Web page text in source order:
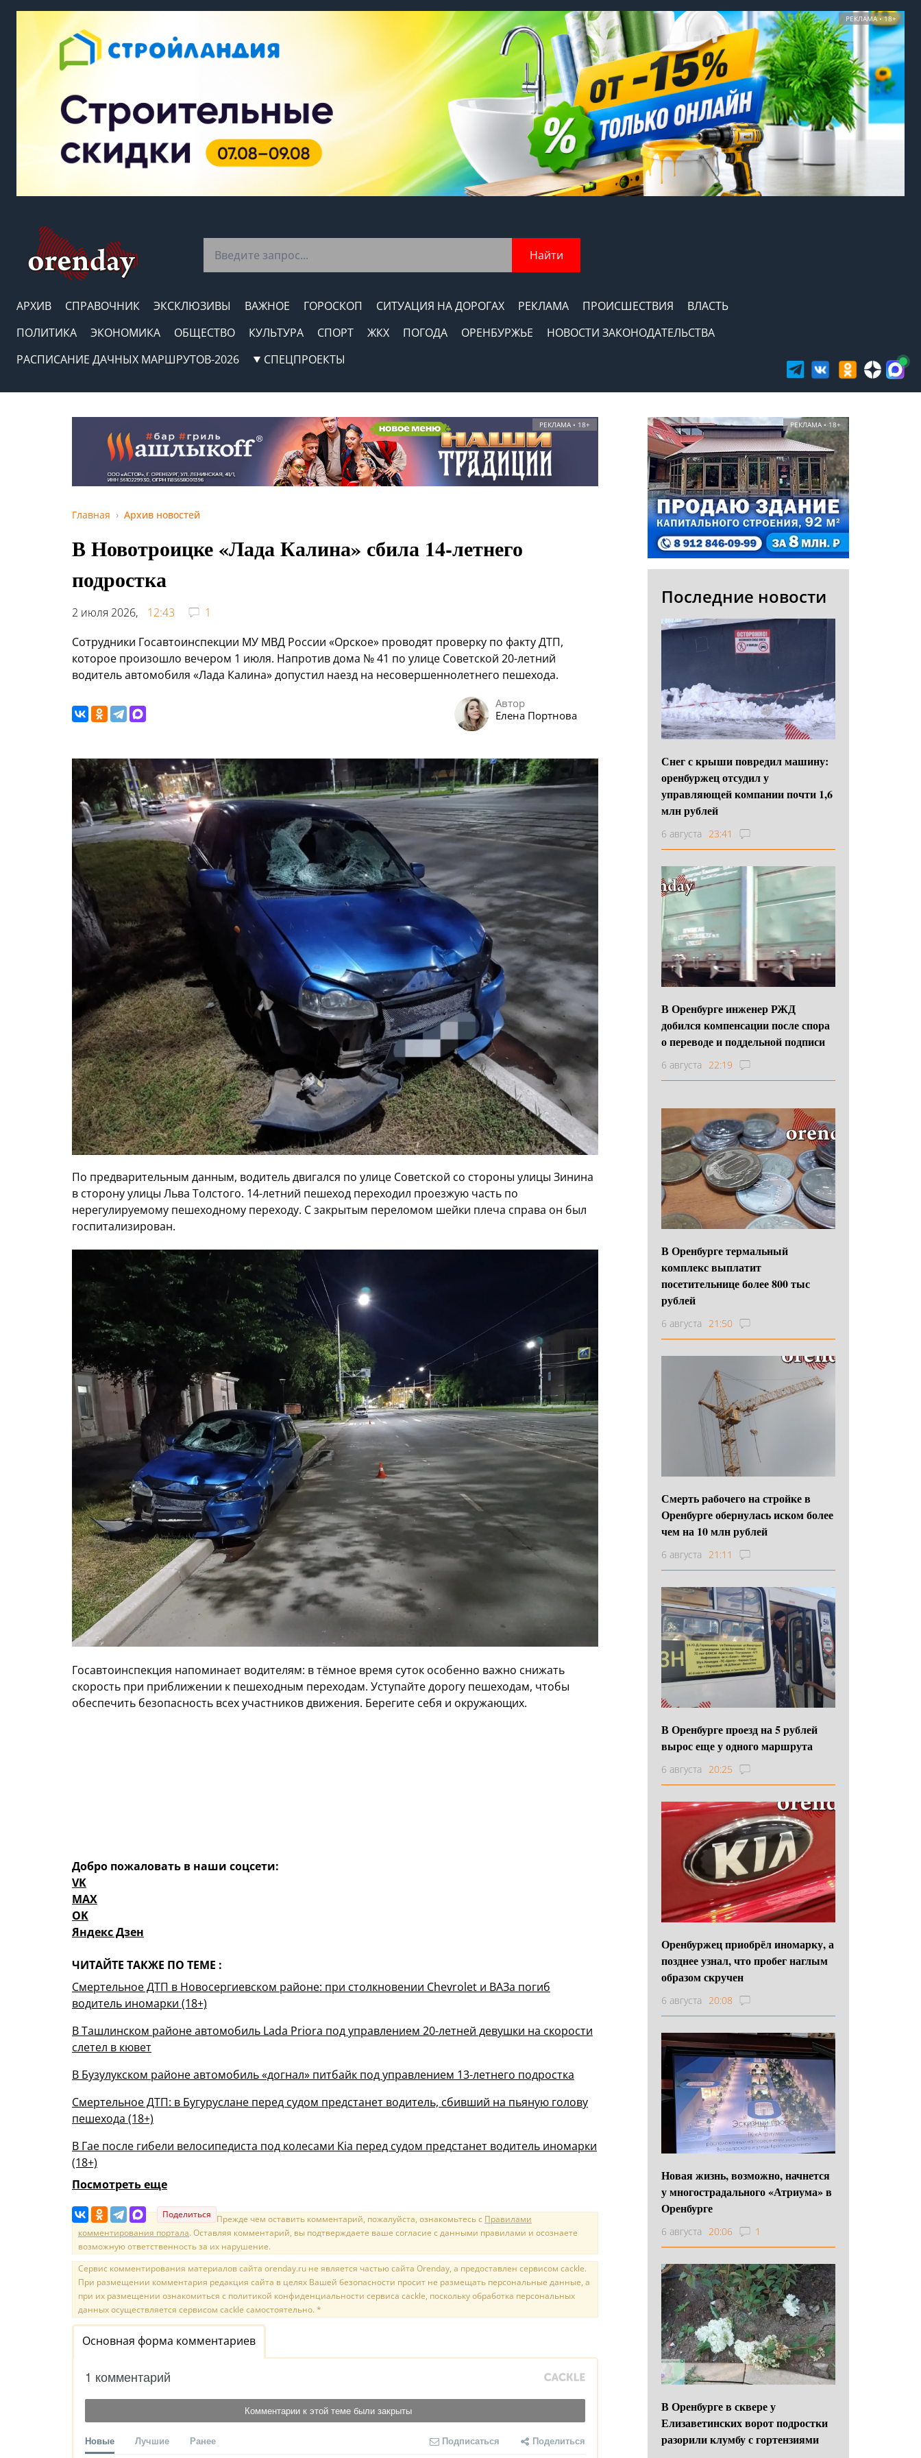
РЕКЛАМА • 18+
Найти
АРХИВ СПРАВОЧНИК ЭКСКЛЮЗИВЫ ВАЖНОЕ ГОРОСКОП СИТУАЦИЯ НА ДОРОГАХ РЕКЛАМА ПРОИСШЕСТВИЯ
ВЛАСТЬ
ПОЛИТИКА
ЭКОНОМИКА ОБЩЕСТВО КУЛЬТУРА СПОРТ ЖКХ ПОГОДА ОРЕНБУРЖЬЕ
НОВОСТИ ЗАКОНОДАТЕЛЬСТВА
РАСПИСАНИЕ ДАЧНЫХ МАРШРУТОВ-2026
СПЕЦПРОЕКТЫ
РЕКЛАМА • 18+
Главная Архив новостей
В Новотроицке «Лада Калина» сбила 14-летнего
подростка
2 июля 2026, 12:43
1
Сотрудники Госавтоинспекции МУ МВД России «Орское» проводят проверку по факту ДТП,
которое произошло вечером 1 июля. Напротив дома № 41 по улице Советской 20-летний
водитель автомобиля «Лада Калина» допустил наезд на несовершеннолетнего пешехода.
Автор
Елена Портнова
По предварительным данным, водитель двигался по улице Советской со стороны улицы Зинина
в сторону улицы Льва Толстого. 14-летний пешеход переходил проезжую часть по
нерегулируемому пешеходному переходу. С закрытым переломом шейки плеча справа он был
госпитализирован.
Госавтоинспекция напоминает водителям: в тёмное время суток особенно важно снижать
скорость при приближении к пешеходным переходам. Уступайте дорогу пешеходам, чтобы
обеспечить безопасность всех участников движения. Берегите себя и окружающих.
Добро пожаловать в наши соцсети:
VK
MAX
OK
Яндекс Дзен
ЧИТАЙТЕ ТАКЖЕ ПО ТЕМЕ :
Смертельное ДТП в Новосергиевском районе: при столкновении Chevrolet и ВАЗа погиб
водитель иномарки (18+)
В Ташлинском районе автомобиль Lada Priora под управлением 20-летней девушки на скорости
слетел в кювет
В Бузулукском районе автомобиль «догнал» питбайк под управлением 13-летнего подростка
Смертельное ДТП: в Бугуруслане перед судом предстанет водитель, сбивший на пьяную голову
пешехода (18+)
В Гае после гибели велосипедиста под колесами Kia перед судом предстанет водитель иномарки
(18+)
Посмотреть еще
Поделиться Прежде чем оставить комментарий, пожалуйста, ознакомьтесь с Правилами
комментирования портала. Оставляя комментарий, вы подтверждаете ваше согласие с данными правилами и осознаете
возможную ответственность за их нарушение.
Сервис комментирования материалов сайта orenday.ru не является частью сайта Orenday, а предоставлен сервисом cackle.
При размещении комментария редакция сайта в целях Вашей безопасности просит не размещать персональные данные, а
при их размещении ознакомиться с политикой конфиденциальности сервиса cackle, поскольку обработка персональных
данных осуществляется сервисом cackle самостоятельно. *
Основная форма комментариев
1 комментарий
Комментарии к этой теме были закрыты
Новые Лучшие Ранее Подписаться Поделиться
РЕКЛАМА • 18+
Последние новости
Снег с крыши повредил машину:
оренбуржец отсудил у
управляющей компании почти 1,6
млн рублей
6 августа 23:41
В Оренбурге инженер РЖД
добился компенсации после спора
о переводе и поддельной подписи
6 августа 22:19
В Оренбурге термальный
комплекс выплатит
посетительнице более 800 тыс
рублей
6 августа 21:50
Смерть рабочего на стройке в
Оренбурге обернулась иском более
чем на 10 млн рублей
6 августа 21:11
В Оренбурге проезд на 5 рублей
вырос еще у одного маршрута
6 августа 20:25
Оренбуржец приобрёл иномарку, а
позднее узнал, что пробег наглым
образом скручен
6 августа 20:08
Новая жизнь, возможно, начнется
у многострадального «Атриума» в
Оренбурге
6 августа 20:06 1
В Оренбурге в сквере у
Елизаветинских ворот подростки
разорили клумбу с гортензиями